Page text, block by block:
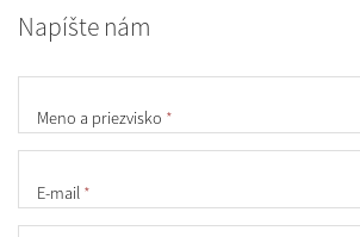
Napíšte nám
Meno a priezvisko *
E-mail *